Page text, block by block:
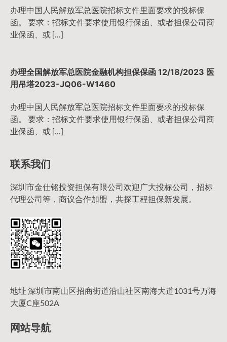
办理中国人民解放军总医院招标文件里面要求的投标保
函。 要求：招标文件要求使用银行保函、或者担保公司商
业保函、或 […]
办理全国解放军总医院金融机构担保保函 12/18/2023 医
用吊塔2023-JQ06-W1460
办理中国人民解放军总医院招标文件里面要求的投标保
函。 要求：招标文件要求使用银行保函、或者担保公司商
业保函、或 […]
联系我们
深圳市金仕铭投资担保有限公司欢迎广大投标公司，招标
代理公司等，商议合作加盟，共探工程担保新发展。
地址 深圳市南山区招商街道沿山社区南海大道1031号万海
大厦C座502A
网站导航